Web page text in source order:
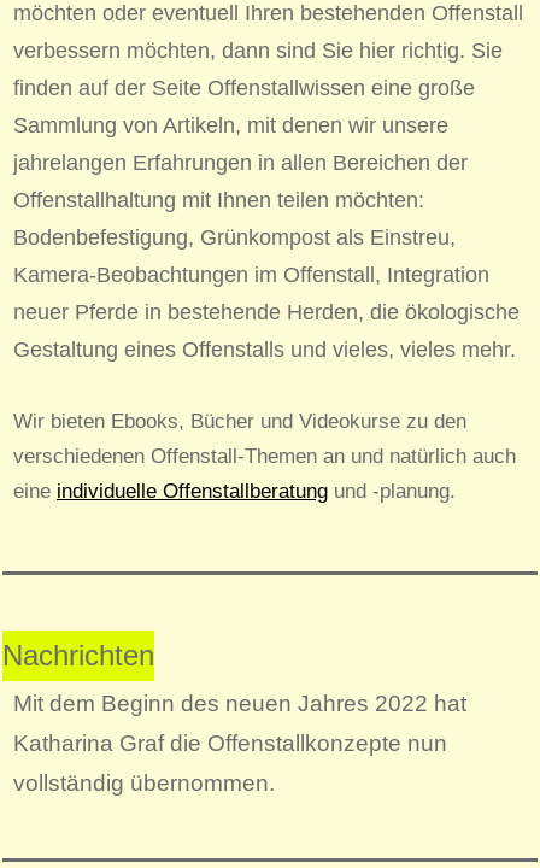
möchten oder eventuell Ihren bestehenden Offenstall
verbessern möchten, dann sind Sie hier richtig. Sie
finden auf der Seite Offenstallwissen eine große
Sammlung von Artikeln, mit denen wir unsere
jahrelangen Erfahrungen in allen Bereichen der
Offenstallhaltung mit Ihnen teilen möchten:
Bodenbefestigung, Grünkompost als Einstreu,
Kamera-Beobachtungen im Offenstall, Integration
neuer Pferde in bestehende Herden, die ökologische
Gestaltung eines Offenstalls und vieles, vieles mehr.
Wir bieten Ebooks, Bücher und Videokurse zu den
verschiedenen Offenstall-Themen an und natürlich auch
eine individuelle Offenstallberatung und -planung.
Nachrichten
Mit dem Beginn des neuen Jahres 2022 hat
Katharina Graf die Offenstallkonzepte nun
vollständig übernommen.